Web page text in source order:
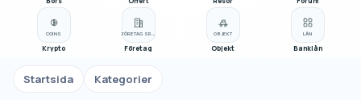
OBJEKT
Objekt
Företag
LÅN
Banklån
COINS
Krypto
Startsida Kategorier